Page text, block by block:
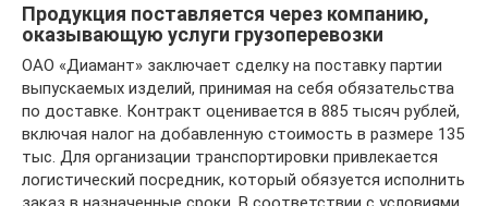
Продукция поставляется через компанию,
оказывающую услуги грузоперевозки
ОАО «Диамант» заключает сделку на поставку партии
выпускаемых изделий, принимая на себя обязательства
по доставке. Контракт оценивается в 885 тысяч рублей,
включая налог на добавленную стоимость в размере 135
тыс. Для организации транспортировки привлекается
логистический посредник, который обязуется исполнить